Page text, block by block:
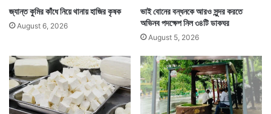
পুলিশ এরপর ওই যুবকের মোবাইল টাওয়ার লোকেশনের খোঁজ করে
সে কোথায় তা জানতে পারে। সেখানে পৌঁছে পুলিশ দেখে কেউ
কো
পে
জ্যান্ত কুমির কাঁধে নিয়ে থানায় হাজির কৃষক
August 6, 2026
ভাই বোনের বন্ধনকে আরও সুন্দর করতে
অভিনব পদক্ষেপ নিল ৩৪টি ডাকঘর
August 5, 2026